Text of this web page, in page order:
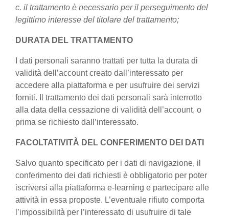
c. il trattamento è necessario per il perseguimento del
legittimo interesse del titolare del trattamento;
DURATA DEL TRATTAMENTO
I dati personali saranno trattati per tutta la durata di
validità dell’account creato dall’interessato per
accedere alla piattaforma e per usufruire dei servizi
forniti. Il trattamento dei dati personali sarà interrotto
alla data della cessazione di validità dell’account, o
prima se richiesto dall’interessato.
FACOLTATIVITÀ DEL CONFERIMENTO DEI DATI
Salvo quanto specificato per i dati di navigazione, il
conferimento dei dati richiesti è obbligatorio per poter
iscriversi alla piattaforma e-learning e partecipare alle
attività in essa proposte. L’eventuale rifiuto comporta
l’impossibilità per l’interessato di usufruire di tale